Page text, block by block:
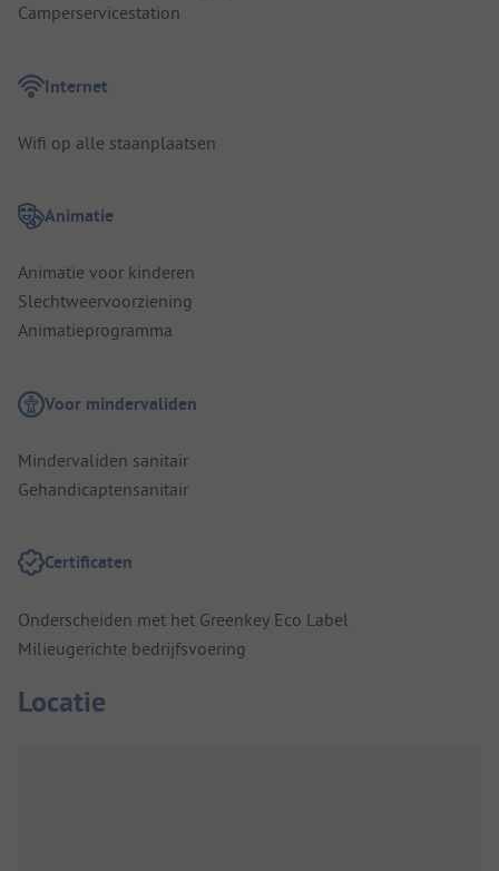
Camperservicestation
Internet
Wifi op alle staanplaatsen
Animatie
Animatie voor kinderen
Slechtweervoorziening
Animatieprogramma
Voor mindervaliden
Mindervaliden sanitair
Gehandicaptensanitair
Certificaten
Onderscheiden met het Greenkey Eco Label
Milieugerichte bedrijfsvoering
Locatie